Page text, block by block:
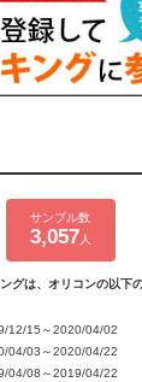
サンプル数
3,057 人
グは、オリコンの以下
12/15～2020/04/02
04/03～2020/04/22
04/08～2019/04/22